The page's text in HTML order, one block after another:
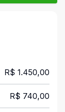
R$ 1.450,00
R$ 740,00